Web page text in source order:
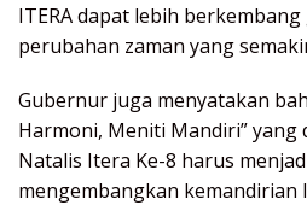
ITERA dapat lebih
perubahan zaman yang
Gubernur juga menyatakan
Harmoni, Meniti Mandiri” yang
Natalis Itera Ke-8 harus
mengembangkan kemandirian